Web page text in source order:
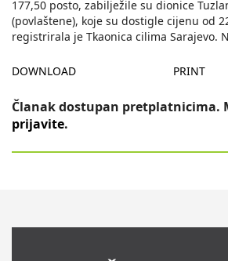
177,50 posto, zabilježile su dionice
(povlaštene), koje su dostigle cijenu od
registrirala je Tkaonica cilima Sarajevo.
DOWNLOAD PRINT
Članak dostupan pretplatnicima.
prijavite.